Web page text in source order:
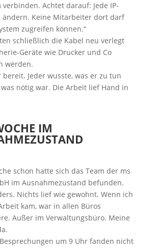
verbinden. Achtet darauf: Jede IP-
ändern. Keine Mitarbeiter dort darf
zugreifen können.“
schließlich die Kabel neu verlegt
Geräte wie Drucker und Co
werden.
bereit. Jeder wusste, was er zu tun
nötig war. Die Arbeit lief Hand in
IM
schon hatte sich das Team der ms
im Ausnahmezustand befunden.
Nichts lief wie gewohnt. Wenn ich
kam, war in allen Büros
Außer im Verwaltungsbüro. Meine
um 9 Uhr fanden nicht